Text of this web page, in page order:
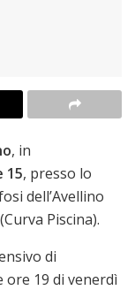
, in
15, presso lo
dell’Avellino
(Curva Piscina).
di
ore 19 di venerdì